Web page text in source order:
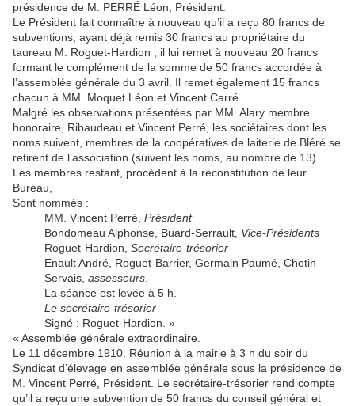
présidence de M. PERRÉ Léon, Président.
Le Président fait connaître à nouveau qu’il a reçu 80 francs de
subventions, ayant déjà remis 30 francs au propriétaire du
taureau M. Roguet-Hardion , il lui remet à nouveau 20 francs
formant le complément de la somme de 50 francs accordée à
l’assemblée générale du 3 avril. Il remet également 15 francs
chacun à MM. Moquet Léon et Vincent Carré.
Malgré les observations présentées par MM. Alary membre
honoraire, Ribaudeau et Vincent Perré, les sociétaires dont les
noms suivent, membres de la coopératives de laiterie de Bléré se
retirent de l’association (suivent les noms, au nombre de 13).
Les membres restant, procèdent à la reconstitution de leur
Bureau,
Sont nommés :
MM. Vincent Perré, Président
Bondomeau Alphonse, Buard-Serrault, Vice-Présidents
Roguet-Hardion, Secrétaire-trésorier
Enault André, Roguet-Barrier, Germain Paumé, Chotin
Servais, assesseurs
La séance est levée à 5 h.
Le secrétaire-trésorier
Signé : Roguet-Hardion. »
« Assemblée générale extraordinaire.
Le 11 décembre 1910. Réunion à la mairie à 3 h du soir du
Syndicat d’élevage en assemblée générale sous la présidence de
M. Vincent Perré, Président. Le secrétaire-trésorier rend compte
qu’il a reçu une subvention de 50 francs du conseil général et